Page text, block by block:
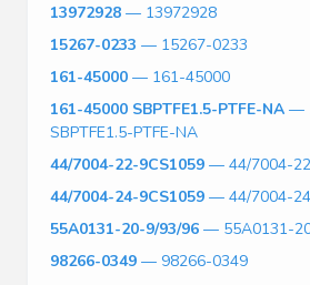
13972928 — 13972928
15267-0233 — 15267-0233
161-45000 — 161-45000
161-45000 SBPTFE1.5-PTFE-NA —
SBPTFE1.5-PTFE-NA
44/7004-22-9CS1059 — 44/7004-
44/7004-24-9CS1059 — 44/7004-
55A0131-20-9/93/96 — 55A0131-
98266-0349 — 98266-0349